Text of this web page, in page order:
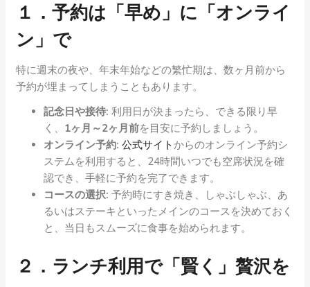
１．予約は「早め」に「オンライ
ン」で
特に週末の夜や、年末年始などの繁忙期は、数ヶ月前から
予約が埋まってしまうこともあります。
記念日や接待: 利用日が決まったら、できる限り早
く、 1ヶ月～2ヶ月前を目安に予約しましょう。
オンライン予約: 公式サイトからのオンライン予約シ
ステムを利用すると、24時間いつでも空席状況を確
認でき、手軽に予約を完了できます。
コースの選択: 予約時にすき焼き、しゃぶしゃぶ、あ
るいはステーキといったメインのコースを決めておく
と、当日もスムーズに食事を始められます。
２．ランチ利用で「賢く」贅沢を